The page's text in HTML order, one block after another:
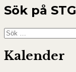
Sök på STG
Sök
efter:
Kalender